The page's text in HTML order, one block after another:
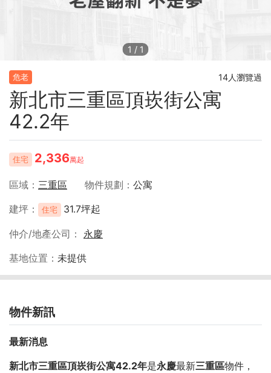
1 / 1
危老 14人瀏覽過
新北市三重區頂崁街公寓
42.2年
住宅 2,336萬起
區域 三重區 物件規劃
公寓
建坪
住宅 31.7坪起
仲介/地產公司
永慶
基地位置
未提供
物件新訊
最新消息
新北市三重區頂崁街公寓42.2年是永慶最新三重區物件，